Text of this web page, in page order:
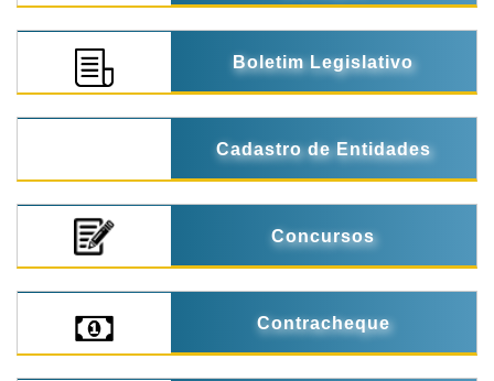
Boletim Legislativo
Cadastro de Entidades
Concursos
Contracheque